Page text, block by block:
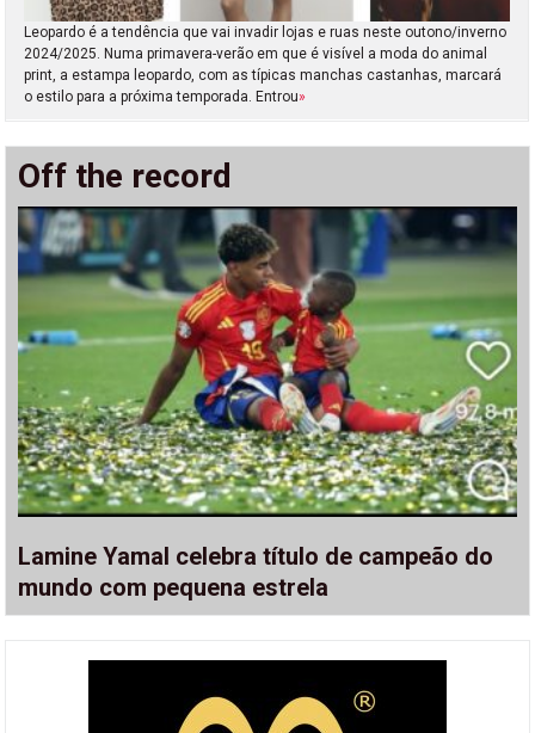
Leopardo é a tendência que vai invadir lojas e ruas neste outono/inverno
2024/2025. Numa primavera-verão em que é visível a moda do animal
print, a estampa leopardo, com as típicas manchas castanhas, marcará
o estilo para a próxima temporada. Entrou»
Off the record
Lamine Yamal celebra título de campeão do
mundo com pequena estrela